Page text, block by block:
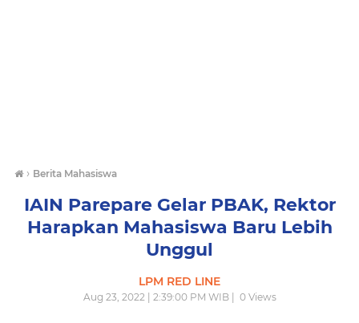
› Berita Mahasiswa
IAIN Parepare Gelar PBAK, Rektor
Harapkan Mahasiswa Baru Lebih
Unggul
LPM RED LINE
Aug 23, 2022 | 2:39:00 PM WIB | 0Views